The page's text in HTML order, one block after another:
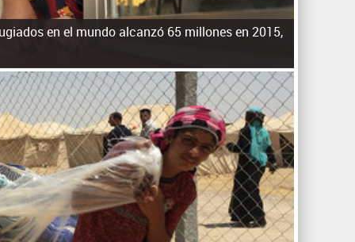
en el mundo alcanzó 65 millones en 2015,